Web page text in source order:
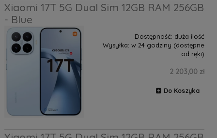
Xiaomi 17T 5G Dual Sim 12GB RAM 256GB
- Blue
Dostępność: duża ilość
Wysyłka: w 24 godziny (dostępne
od ręki)
2 203,00 zł
Do Koszyka